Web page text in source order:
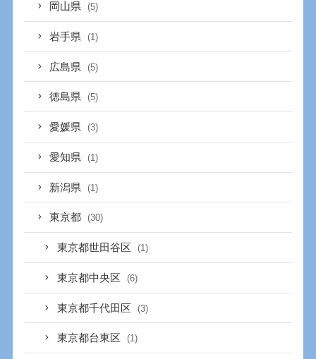
岡山県 (5)
岩手県 (1)
広島県 (5)
徳島県 (5)
愛媛県 (3)
愛知県 (1)
新潟県 (1)
東京都 (30)
東京都世田谷区 (1)
東京都中央区 (6)
東京都千代田区 (3)
東京都台東区 (1)